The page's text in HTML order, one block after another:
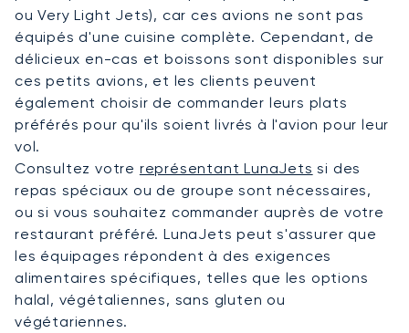
ou Very Light Jets), car ces avions ne sont pas
équipés d'une cuisine complète. Cependant, de
délicieux en-cas et boissons sont disponibles sur
ces petits avions, et les clients peuvent
également choisir de commander leurs plats
préférés pour qu'ils soient livrés à l'avion pour leur
vol.
Consultez votre représentant LunaJets si des
repas spéciaux ou de groupe sont nécessaires,
ou si vous souhaitez commander auprès de votre
restaurant préféré. LunaJets peut s'assurer que
les équipages répondent à des exigences
alimentaires spécifiques, telles que les options
halal, végétaliennes, sans gluten ou
végétariennes.